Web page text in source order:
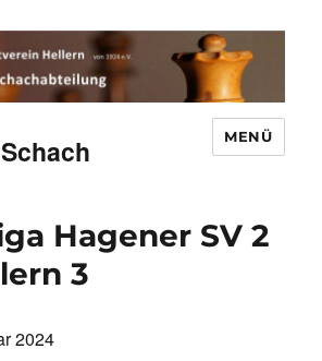
MENÜ
Hagener SV 2
3
2024